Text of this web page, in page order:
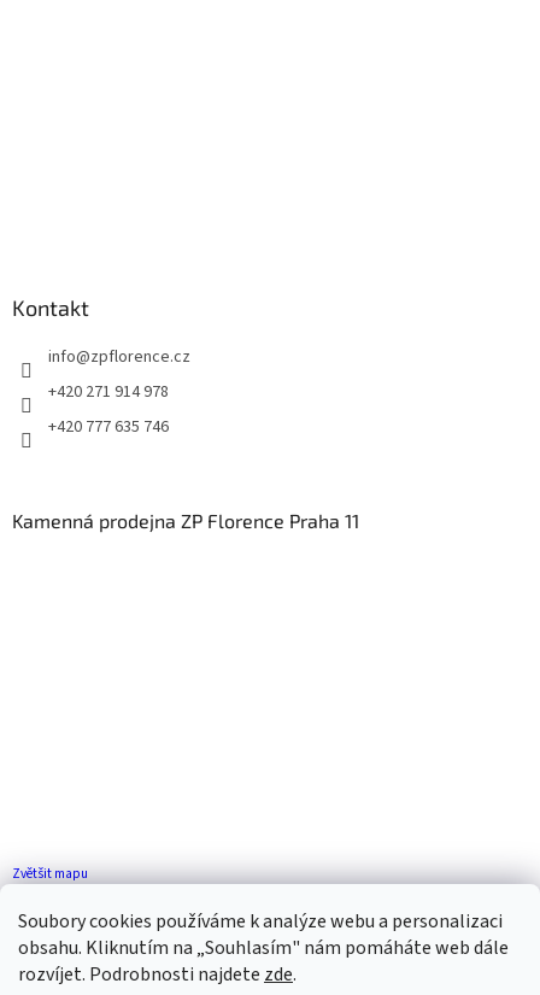
Soubory cookies používáme k analýze webu a personalizaci
obsahu. Kliknutím na „Souhlasím" nám pomáháte web dále
rozvíjet. Podrobnosti najdete zde.
Kontakt
info@zpflorence.cz
+420 271 914 978
+420 777 635 746
Kamenná prodejna ZP Florence Praha 11
Zvětšit mapu